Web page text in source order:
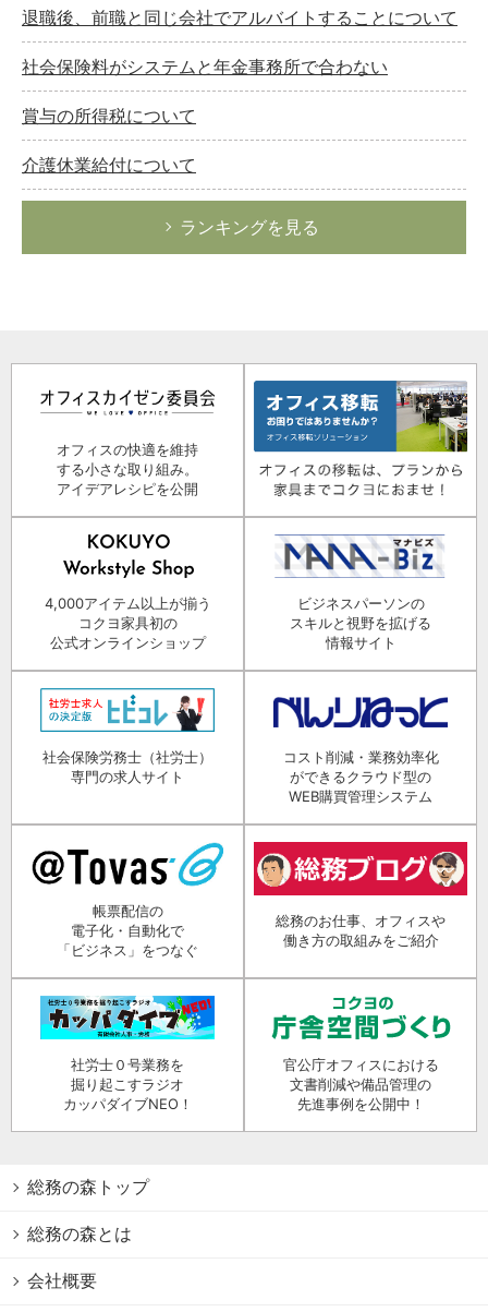
退職後、前職と同じ会社でアルバイトすることについて
社会保険料がシステムと年金事務所で合わない
賞与の所得税について
介護休業給付について
ランキングを見る
オフィスの快適を維持
する小さな取り組み。
アイデアレシピを公開
4,000アイテム以上が揃う
コクヨ家具初の
公式オンラインショップ
ビジネスパーソンの
スキルと視野を拡げる
情報サイト
社会保険労務士（社労士）
専門の求人サイト
コスト削減・業務効率化
ができるクラウド型の
WEB購買管理システム
帳票配信の
電子化・自動化で
「ビジネス」をつなぐ
総務のお仕事、オフィスや
働き方の取組みをご紹介
社労士０号業務を
掘り起こすラジオ
カッパダイブNEO！
官公庁オフィスにおける
文書削減や備品管理の
先進事例を公開中！
総務の森トップ
総務の森とは
会社概要